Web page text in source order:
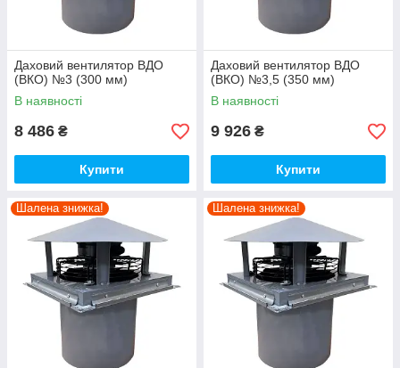
Даховий вентилятор ВДО
(ВКО) №3 (300 мм)
В наявності
8 486 ₴
Купити
Даховий вентилятор ВДО
(ВКО) №3,5 (350 мм)
В наявності
9 926 ₴
Купити
Шалена знижка! Шалена знижка!